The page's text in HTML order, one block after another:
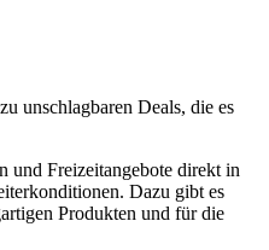
unschlagbaren Deals, die es
und Freizeitangebote direkt in
Dazu gibt es
Produkten und für die